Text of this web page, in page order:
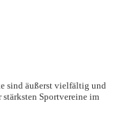
sind äußerst vielfältig und
Sportvereine im